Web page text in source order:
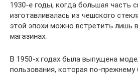
1930-е годы, когда большая часть
изготавливалась из чешского
этой эпохи можно встретить лишь
магазинах.
В 1950-х годах была выпущена
пользования, которая по-